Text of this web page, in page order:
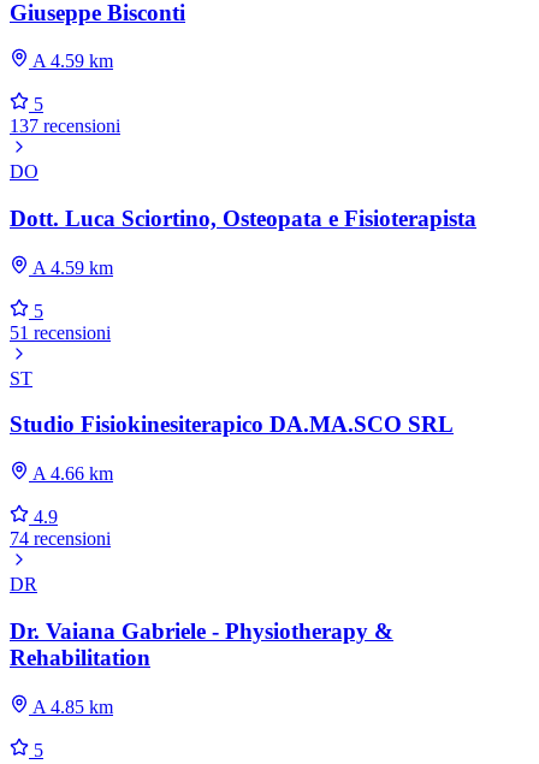
Giuseppe Bisconti
A 4.59 km
5
137 recensioni
DO
Dott. Luca Sciortino, Osteopata e Fisioterapista
A 4.59 km
5
51 recensioni
ST
Studio Fisiokinesiterapico DA.MA.SCO SRL
A 4.66 km
4.9
74 recensioni
DR
Dr. Vaiana Gabriele - Physiotherapy &
Rehabilitation
A 4.85 km
5